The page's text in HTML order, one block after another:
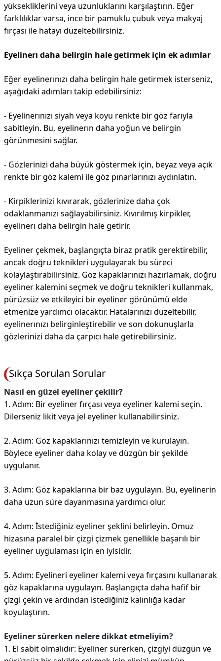
yüksekliklerini veya uzunluklarını karşılaştırın. Eğer
farklılıklar varsa, ince bir pamuklu çubuk veya makyaj
fırçası ile hatayı düzeltebilirsiniz.
Eyelinerı daha belirgin hale getirmek için ek adımlar
Eğer eyelinerınızı daha belirgin hale getirmek isterseniz,
aşağıdaki adımları takip edebilirsiniz:
- Eyelinerınızı siyah veya koyu renkte bir göz farıyla
sabitleyin. Bu, eyelinerın daha yoğun ve belirgin
görünmesini sağlar.
- Gözlerinizi daha büyük göstermek için, beyaz veya açık
renkte bir göz kalemi ile göz pınarlarınızı aydınlatın.
- Kirpiklerinizi kıvırarak, gözlerinize daha çok
odaklanmanızı sağlayabilirsiniz. Kıvırılmış kirpikler,
eyelinerı daha belirgin hale getirir.
Eyeliner çekmek, başlangıçta biraz pratik gerektirebilir,
ancak doğru teknikleri uygulayarak bu süreci
kolaylaştırabilirsiniz. Göz kapaklarınızı hazırlamak, doğru
eyeliner kalemini seçmek ve doğru teknikleri kullanmak,
pürüzsüz ve etkileyici bir eyeliner görünümü elde
etmenize yardımcı olacaktır. Hatalarınızı düzeltebilir,
eyelinerınızı belirginleştirebilir ve son dokunuşlarla
gözlerinizi daha da çarpıcı hale getirebilirsiniz.
Sıkça Sorulan Sorular
Nasıl en güzel eyeliner çekilir?
1. Adım: Bir eyeliner fırçası veya eyeliner kalemi seçin.
Dilerseniz likit veya jel eyeliner kullanabilirsiniz.
2. Adım: Göz kapaklarınızı temizleyin ve kurulayın.
Böylece eyeliner daha kolay ve düzgün bir şekilde
uygulanır.
3. Adım: Göz kapaklarına bir baz uygulayın. Bu, eyelinerin
daha uzun süre dayanmasına yardımcı olur.
4. Adım: İstediğiniz eyeliner şeklini belirleyin. Omuz
hizasına paralel bir çizgi çizmek genellikle başarılı bir
eyeliner uygulaması için en iyisidir.
5. Adım: Eyelineri eyeliner kalemi veya fırçasını kullanarak
göz kapaklarına uygulayın. Başlangıçta daha hafif bir
çizgi çekin ve ardından istediğiniz kalınlığa kadar
koyulaştırın.
Eyeliner sürerken nelere dikkat etmeliyim?
1. El sabit olmalıdır: Eyeliner sürerken, çizgiyi düzgün ve